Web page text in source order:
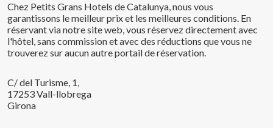
Chez Petits Grans Hotels de Catalunya, nous vous
garantissons le meilleur prix et les meilleures conditions. En
réservant via notre site web, vous réservez directement avec
l'hôtel, sans commission et avec des réductions que vous ne
trouverez sur aucun autre portail de réservation.
C/ del Turisme, 1,
17253 Vall-llobrega
Girona